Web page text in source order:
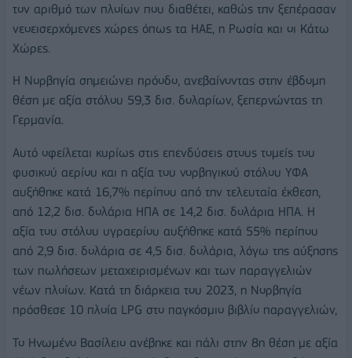
τον αριθμό των πλοίων που διαθέτει, καθώς την ξεπέρασαν
νεοεισερχόμενες χώρες όπως τα ΗΑΕ, η Ρωσία και οι Κάτω
Χώρες.
Η Νορβηγία σημειώνει πρόοδο, ανεβαίνοντας στην έβδομη
θέση με αξία στόλου 59,3 δισ. δολαρίων, ξεπερνώντας τη
Γερμανία.
Αυτό οφείλεται κυρίως στις επενδύσεις στους τομείς του
φυσικού αερίου και η αξία του νορβηγικού στόλου ΥΦΑ
αυξήθηκε κατά 16,7% περίπου από την τελευταία έκθεση,
από 12,2 δισ. δολάρια ΗΠΑ σε 14,2 δισ. δολάρια ΗΠΑ. Η
αξία του στόλου υγραερίου αυξήθηκε κατά 55% περίπου
από 2,9 δισ. δολάρια σε 4,5 δισ. δολάρια, λόγω της αύξησης
των πωλήσεων μεταχειρισμένων και των παραγγελιών
νέων πλοίων. Κατά τη διάρκεια του 2023, η Νορβηγία
πρόσθεσε 10 πλοία LPG στο παγκόσμιο βιβλίο παραγγελιών,
Το Ηνωμένο Βασίλειο ανέβηκε και πάλι στην 8η θέση με αξία